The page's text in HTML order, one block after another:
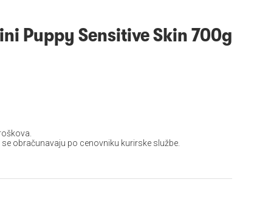
Puppy Sensitive Skin 700g
obračunavaju po cenovniku kurirske službe.